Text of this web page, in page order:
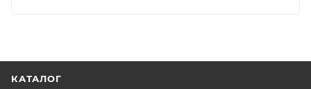
КАТАЛОГ